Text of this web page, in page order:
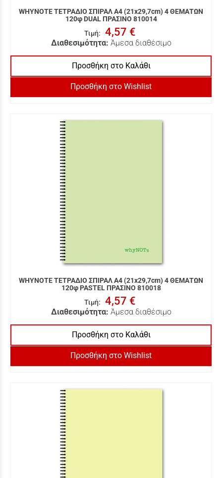
WHYNOTE ΤΕΤΡΑΔΙΟ ΣΠΙΡΑΛ Α4 (21x29,7cm) 4 ΘΕΜΑΤΩΝ
120φ DUAL ΠΡΑΣΙΝΟ 810014
Τιμή: 4,57 €
Διαθεσιμότητα: Άμεσα διαθέσιμο
Προσθήκη στο Καλάθι
Προσθήκη στο Wishlist
WHYNOTE ΤΕΤΡΑΔΙΟ ΣΠΙΡΑΛ Α4 (21x29,7cm) 4 ΘΕΜΑΤΩΝ
120φ PASTEL ΠΡΑΣΙΝΟ 810018
Τιμή: 4,57 €
Διαθεσιμότητα: Άμεσα διαθέσιμο
Προσθήκη στο Καλάθι
Προσθήκη στο Wishlist